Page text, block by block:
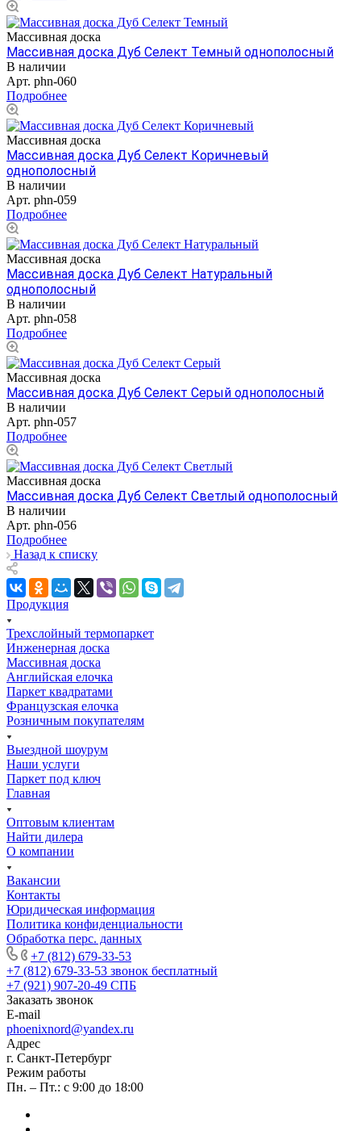
Массивная доска
Массивная доска Дуб Селект Темный однополосный
В наличии
Арт. phn-060
Подробнее
Массивная доска
Массивная доска Дуб Селект Коричневый
однополосный
В наличии
Арт. phn-059
Подробнее
Массивная доска
Массивная доска Дуб Селект Натуральный
однополосный
В наличии
Арт. phn-058
Подробнее
Массивная доска
Массивная доска Дуб Селект Серый однополосный
В наличии
Арт. phn-057
Подробнее
Массивная доска
Массивная доска Дуб Селект Светлый однополосный
В наличии
Арт. phn-056
Подробнее
Назад к списку
Продукция
Трехслойный термопаркет
Инженерная доска
Массивная доска
Английская елочка
Паркет квадратами
Французская елочка
Розничным покупателям
Выездной шоурум
Наши услуги
Паркет под ключ
Главная
Оптовым клиентам
Найти дилера
О компании
Вакансии
Контакты
Юридическая информация
Политика конфиденциальности
Обработка перс. данных
+7 (812) 679-33-53
+7 (812) 679-33-53 звонок бесплатный
+7 (921) 907-20-49 СПБ
Заказать звонок
E-mail
phoenixnord@yandex.ru
Адрес
г. Санкт-Петербург
Режим работы
Пн. – Пт.: с 9:00 до 18:00